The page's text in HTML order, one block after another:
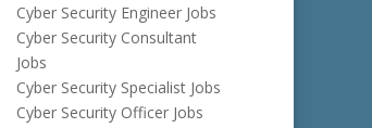
Cyber Security Engineer Jobs
Cyber Security Consultant
Jobs
Cyber Security Specialist Jobs
Cyber Security Officer Jobs